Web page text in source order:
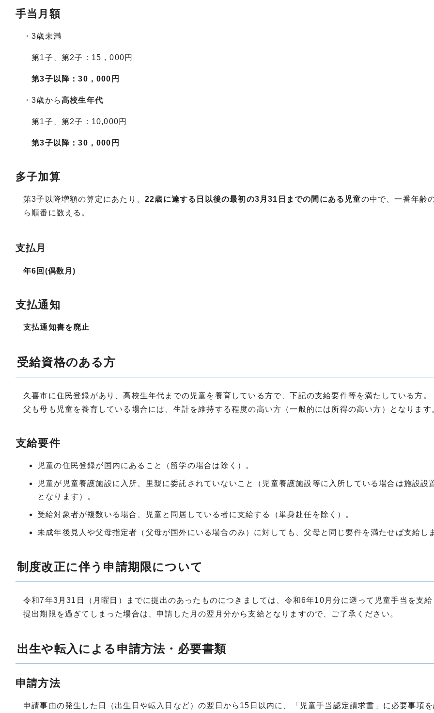
手当月額
・3歳未満
第1子、第2子：15，000円
第3子以降：30，000円
・3歳から高校生年代
第1子、第2子：10,000円
第3子以降：30，000円
多子加算
第3子以降増額の算定にあたり、 22歳に達する日以後の最初の3月31日までの間にある児童の中で、一番年齢
ら順番に数える。
支払月
年6回(偶数月)
支払通知
支払通知書を廃止
受給資格のある方
久喜市に住民登録があり、高校生年代までの児童を養育している方で、下記の支給要件等を満たしている方。
父も母も児童を養育している場合には、生計を維持する程度の高い方（一般的には所得の高い方）となります
支給要件
児童の住民登録が国内にあること（留学の場合は除く）。
児童が児童養護施設に入所、里親に委託されていないこと（児童養護施設等に入所している場合は施設設
となります）。
受給対象者が複数いる場合、児童と同居している者に支給する（単身赴任を除く）。
未成年後見人や父母指定者（父母が国外にいる場合のみ）に対しても、父母と同じ要件を満たせば支給し
制度改正に伴う申請期限について
令和7年3月31日（月曜日）までに提出のあったものにつきましては、令和6年10月分に遡って児童手当を支給
提出期限を過ぎてしまった場合は、申請した月の翌月分から支給となりますので、ご了承ください。
出生や転入による申請方法・必要書類
申請方法
申請事由の発生した日（出生日や転入日など）の翌日から15日以内に、「児童手当認定請求書」に必要事項を